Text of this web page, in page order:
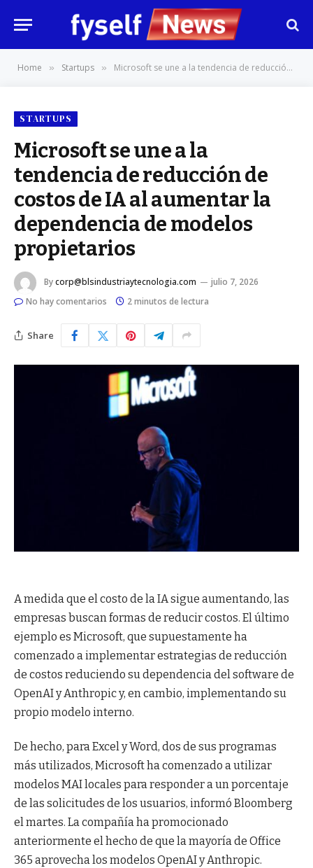
Home » Startups » Microsoft se une a la tendencia de reducción de costos de IA al aumentar la dependencia de modelos propietarios
STARTUPS
Microsoft se une a la
tendencia de reducción de
costos de IA al aumentar la
dependencia de modelos
propietarios
Bycorp@blsindustriaytecnologia.com
julio 7, 2026
No hay comentarios
2 minutos de lectura
Share
A medida que el costo de la IA sigue aumentando, las
empresas buscan formas de reducir costos. El último
ejemplo es Microsoft, que supuestamente ha
comenzado a implementar estrategias de reducción
de costos reduciendo su dependencia del software de
OpenAI y Anthropic y, en cambio, implementando su
propio modelo interno.
De hecho, para Excel y Word, dos de sus programas
más utilizados, Microsoft ha comenzado a utilizar
modelos MAI locales para responder a un porcentaje
de las solicitudes de los usuarios, informó Bloomberg
el martes. La compañía ha promocionado
anteriormente el hecho de que la mayoría de Office
365 aprovecha los modelos OpenAI y Anthropic.